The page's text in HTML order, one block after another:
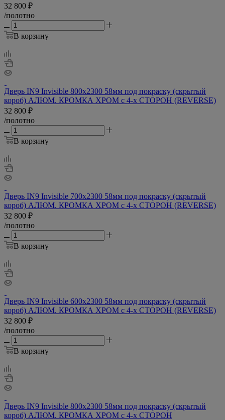
32 800 ₽
/полотно
В корзину
Дверь IN9 Invisible 800х2300 58мм под покраску (скрытый
короб) АЛЮМ. КРОМКА ХРОМ с 4-х СТОРОН (REVERSE)
32 800 ₽
/полотно
В корзину
Дверь IN9 Invisible 700х2300 58мм под покраску (скрытый
короб) АЛЮМ. КРОМКА ХРОМ с 4-х СТОРОН (REVERSE)
32 800 ₽
/полотно
В корзину
Дверь IN9 Invisible 600х2300 58мм под покраску (скрытый
короб) АЛЮМ. КРОМКА ХРОМ с 4-х СТОРОН (REVERSE)
32 800 ₽
/полотно
В корзину
Дверь IN9 Invisible 800х2300 58мм под покраску (скрытый
короб) АЛЮМ. КРОМКА ХРОМ с 4-х СТОРОН